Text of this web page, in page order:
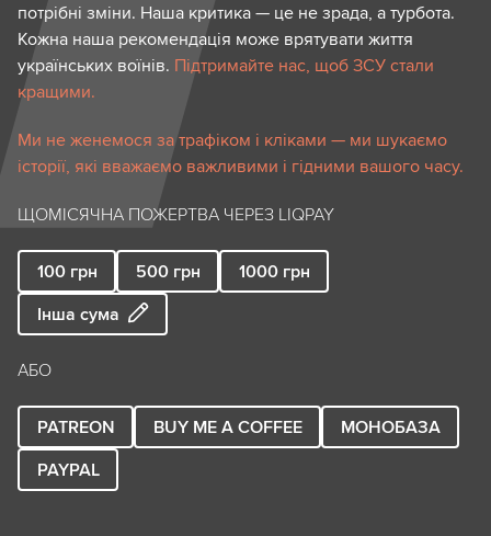
потрібні зміни. Наша критика — це не зрада, а турбота.
Кожна наша рекомендація може врятувати життя
українських воїнів. Підтримайте нас, щоб ЗСУ стали
кращими.
Ми не женемося за трафіком і кліками — ми шукаємо
історії, які вважаємо важливими і гідними вашого часу.
ЩОМІСЯЧНА ПОЖЕРТВА ЧЕРЕЗ LIQPAY
100 грн 500 грн 1000 грн
Інша сума
АБО
PATREON BUY ME A COFFEE
МОНОБАЗА
PAYPAL